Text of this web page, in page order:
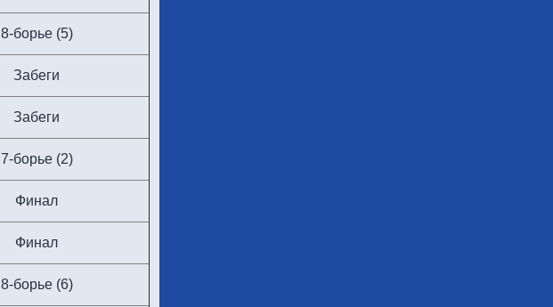
8-борье (5)
Забеги
Забеги
7-борье (2)
Финал
Финал
8-борье (6)